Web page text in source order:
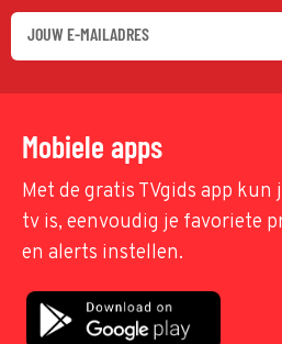
Mobiele apps
Met de gratis TVgids app kun
tv is, eenvoudig je favoriete
en alerts instellen.